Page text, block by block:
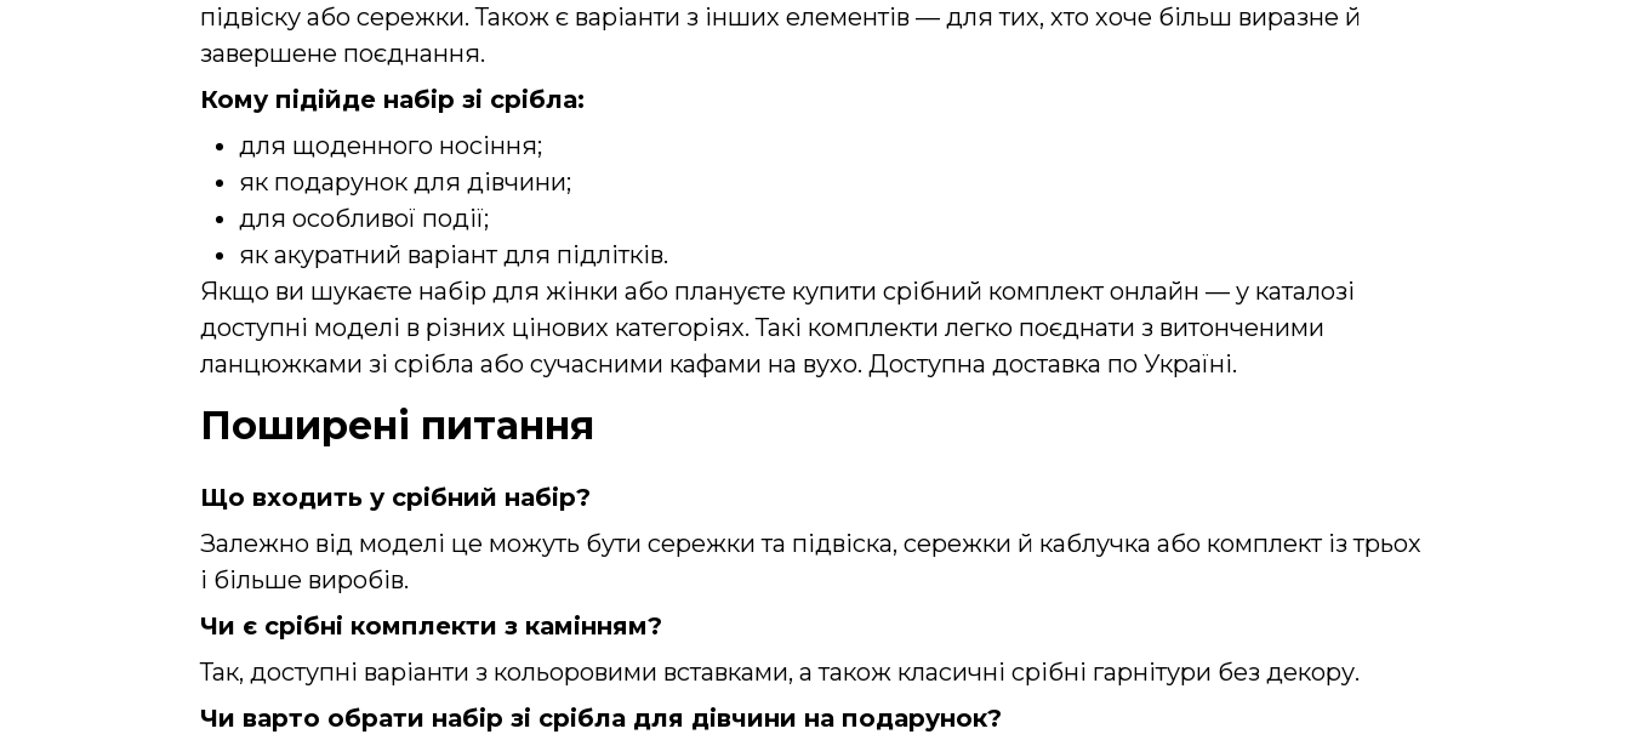
підвіску або сережки. Також є варіанти з інших елементів — для тих, хто хоче більш виразне й
завершене поєднання.
Кому підійде набір зі срібла:
для щоденного носіння;
як подарунок для дівчини;
для особливої події;
як акуратний варіант для підлітків.
Якщо ви шукаєте набір для жінки або плануєте купити срібний комплект онлайн — у каталозі
доступні моделі в різних цінових категоріях. Такі комплекти легко поєднати з витонченими
ланцюжками зі срібла або сучасними кафами на вухо. Доступна доставка по Україні.
Поширені питання
Що входить у срібний набір?
Залежно від моделі це можуть бути сережки та підвіска, сережки й каблучка або комплект із трьох
і більше виробів.
Чи є срібні комплекти з камінням?
Так, доступні варіанти з кольоровими вставками, а також класичні срібні гарнітури без декору.
Чи варто обрати набір зі срібла для дівчини на подарунок?